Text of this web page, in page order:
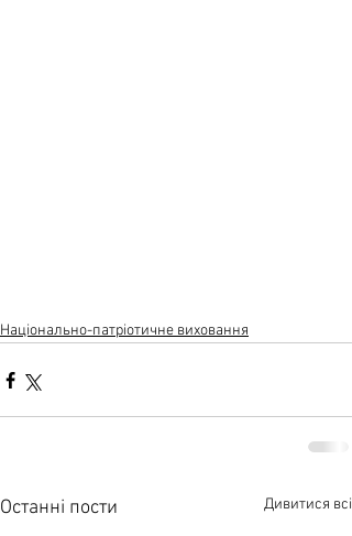
Національно-патріотичне виховання
Останні пости Дивитися всі